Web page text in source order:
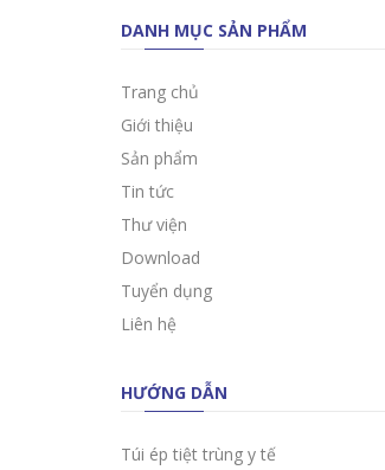
DANH MỤC SẢN PHẨM
Trang chủ
Giới thiệu
Sản phẩm
Tin tức
Thư viện
Download
Tuyển dụng
Liên hệ
HƯỚNG DẪN
Túi ép tiệt trùng y tế